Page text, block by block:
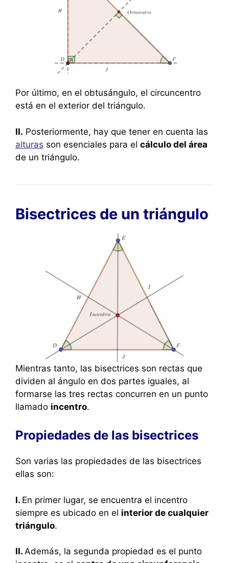
Por último, en el obtusángulo, el circuncentro
está en el exterior del triángulo.
II. Posteriormente, hay que tener en cuenta las
alturas son esenciales para el cálculo del área
de un triángulo.
Bisectrices de un triángulo
Mientras tanto, las bisectrices son rectas que
dividen al ángulo en dos partes iguales, al
formarse las tres rectas concurren en un punto
llamado incentro.
Propiedades de las bisectrices
Son varias las propiedades de las bisectrices
ellas son:
I. En primer lugar, se encuentra el incentro
siempre es ubicado en el interior de cualquier
triángulo.
II. Además, la segunda propiedad es el punto